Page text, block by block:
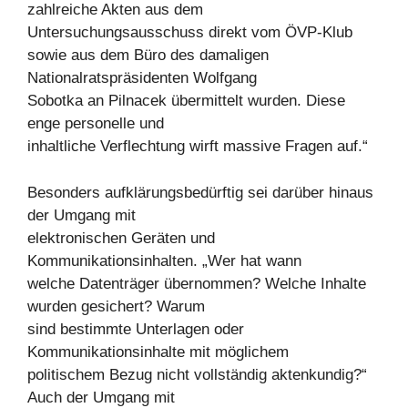
zahlreiche Akten aus dem
Untersuchungsausschuss direkt vom ÖVP-Klub
sowie aus dem Büro des damaligen
Nationalratspräsidenten Wolfgang
Sobotka an Pilnacek übermittelt wurden. Diese
enge personelle und
inhaltliche Verflechtung wirft massive Fragen auf.“
Besonders aufklärungsbedürftig sei darüber hinaus
der Umgang mit
elektronischen Geräten und
Kommunikationsinhalten. „Wer hat wann
welche Datenträger übernommen? Welche Inhalte
wurden gesichert? Warum
sind bestimmte Unterlagen oder
Kommunikationsinhalte mit möglichem
politischem Bezug nicht vollständig aktenkundig?“
Auch der Umgang mit